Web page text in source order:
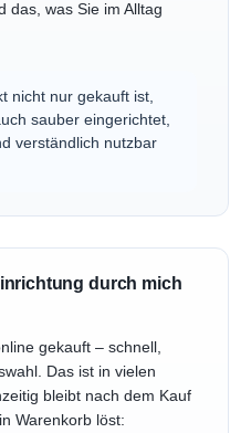
das, was Sie im Alltag
nicht nur gekauft ist,
sauber eingerichtet,
verständlich nutzbar
durch mich
gekauft – schnell,
Das ist in vielen
bleibt nach dem Kauf
Warenkorb löst: